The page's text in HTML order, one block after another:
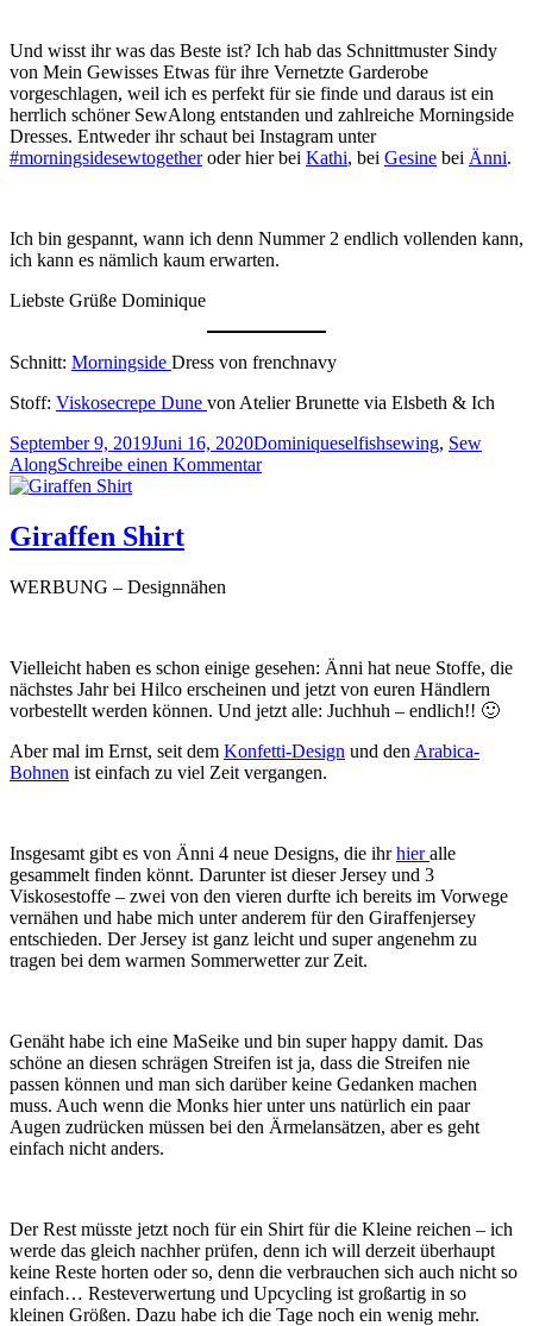
Und wisst ihr was das Beste ist? Ich hab das Schnittmuster Sindy
von Mein Gewisses Etwas für ihre Vernetzte Garderobe
vorgeschlagen, weil ich es perfekt für sie finde und daraus ist ein
herrlich schöner SewAlong entstanden und zahlreiche Morningside
Dresses. Entweder ihr schaut bei Instagram unter
#morningsidesewtogetheroder hier bei Kathi, bei Gesine bei Änni.
Ich bin gespannt, wann ich denn Nummer 2 endlich vollenden kann,
ich kann es nämlich kaum erwarten.
Liebste Grüße Dominique
Schnitt: Morningside Dress von frenchnavy
Stoff: Viskosecrepe Dune von Atelier Brunette via Elsbeth & Ich
Veröffentlicht
am
September 9, 2019Juni 16, 2020Autor
DominiqueKategorien
selfishsewing, Sew
AlongSchreibe einen Kommentarzu
Giraffen Shirt
WERBUNG – Designnähen
Vielleicht haben es schon einige gesehen: Änni hat neue Stoffe, die
nächstes Jahr bei Hilco erscheinen und jetzt von euren Händlern
vorbestellt werden können. Und jetzt alle: Juchhuh – endlich!! 🙂
Aber mal im Ernst, seit dem Konfetti-Design und den Arabica-
Bohnen ist einfach zu viel Zeit vergangen.
Insgesamt gibt es von Änni 4 neue Designs, die ihrhieralle
gesammelt finden könnt. Darunter ist dieser Jersey und 3
Viskosestoffe – zwei von den vieren durfte ich bereits im Vorwege
vernähen und habe mich unter anderem für den Giraffenjersey
entschieden. Der Jersey ist ganz leicht und super angenehm zu
tragen bei dem warmen Sommerwetter zur Zeit.
Genäht habe ich eine MaSeike und bin super happy damit. Das
schöne an diesen schrägen Streifen ist ja, dass die Streifen nie
passen können und man sich darüber keine Gedanken machen
muss. Auch wenn die Monks hier unter uns natürlich ein paar
Augen zudrücken müssen bei den Ärmelansätzen, aber es geht
einfach nicht anders.
Der Rest müsste jetzt noch für ein Shirt für die Kleine reichen – ich
werde das gleich nachher prüfen, denn ich will derzeit überhaupt
keine Reste horten oder so, denn die verbrauchen sich auch nicht so
einfach… Resteverwertung und Upcycling ist großartig in so
kleinen Größen. Dazu habe ich die Tage noch ein wenig mehr.